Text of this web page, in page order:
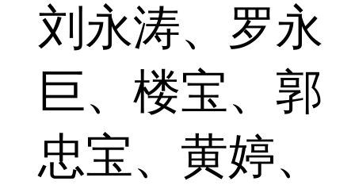
刘永涛、罗永
巨、楼宝、郭
忠宝、黄婷、